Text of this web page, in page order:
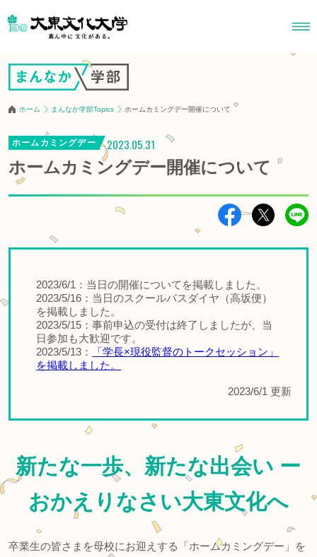
ホーム まんなか学部Topics ホームカミングデー開催について
ホームカミングデー 2023.05.31
ホームカミングデー開催について
2023/6/1：当日の開催についてを掲載しました。
2023/5/16：当日のスクールバスダイヤ（高坂便）
を掲載しました。
2023/5/15：事前申込の受付は終了しましたが、当
日参加も大歓迎です。
2023/5/13：
「学長×現役監督のトークセッション」
を掲載しました。
2023/6/1 更新
新たな一歩、新たな出会い ー
おかえりなさい大東文化へ
卒業生の皆さまを母校にお迎えする「ホームカミングデー」を